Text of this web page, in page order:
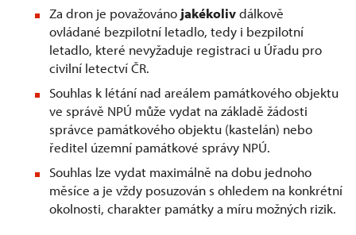
Za dron je považováno jakékolivdálkově
ovládané bezpilotní letadlo, tedy i bezpilotní
letadlo, které nevyžaduje registraci u Úřadu pro
civilní letectví ČR.
Souhlas k létání nad areálem památkového objektu
ve správě NPÚ může vydat na základě žádosti
správce památkového objektu (kastelán) nebo
ředitel územní památkové správy NPÚ.
Souhlas lze vydat maximálně na dobu jednoho
měsíce a je vždy posuzován s ohledem na konkrétní
okolnosti, charakter památky a míru možných rizik.